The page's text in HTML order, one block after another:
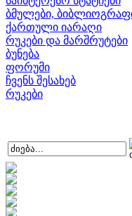
ბმულები,
ქართული იარაღი
რუკები და მარშრუტები
ბუნება
ფორუმი
ჩვენს შესახებ
რუკები